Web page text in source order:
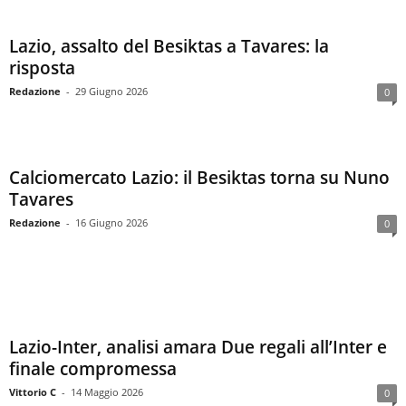
Lazio, assalto del Besiktas a Tavares: la
risposta
Redazione - 29 Giugno 2026 0
Calciomercato Lazio: il Besiktas torna su Nuno
Tavares
Redazione - 16 Giugno 2026 0
Lazio-Inter, analisi amara Due regali all’Inter e
finale compromessa
Vittorio C - 14 Maggio 2026 0